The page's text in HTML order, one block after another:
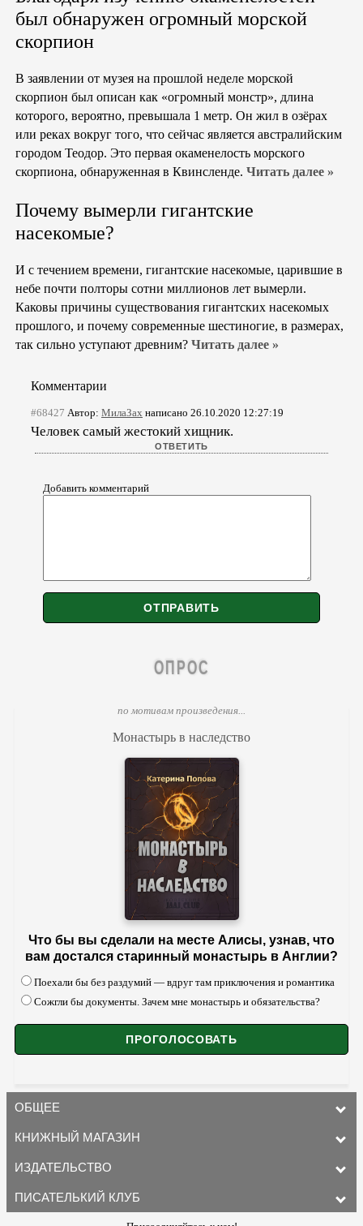
был обнаружен огромный морской
скорпион
В заявлении от музея на прошлой неделе морской
скорпион был описан как «огромный монстр», длина
которого, вероятно, превышала 1 метр. Он жил в озёрах
или реках вокруг того, что сейчас является австралийским
городом Теодор. Это первая окаменелость морского
скорпиона, обнаруженная в Квинсленде. Читать далее »
Почему вымерли гигантские
насекомые?
И с течением времени, гигантские насекомые, царившие в
небе почти полторы сотни миллионов лет вымерли.
Каковы причины существования гигантских насекомых
прошлого, и почему современные шестиногие, в размерах,
так сильно уступают древним? Читать далее »
Комментарии
#68427 Автор: МилаЗах написано 26.10.2020 12:27:19
Человек самый жестокий хищник.
Добавить комментарий
ОПРОС
по мотивам произведения...
Монастырь в наследство
Что бы вы сделали на месте Алисы, узнав, что
вам достался старинный монастырь в Англии?
Поехали бы без раздумий — вдруг там приключения и романтика
Сожгли бы документы. Зачем мне монастырь и обязательства?
ОБЩЕЕ
КНИЖНЫЙ МАГАЗИН
ИЗДАТЕЛЬСТВО
ПИСАТЕЛЬКИЙ КЛУБ